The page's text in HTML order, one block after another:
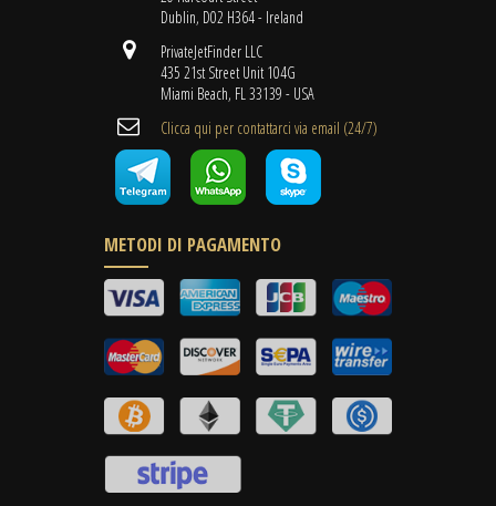
Dublin, D02 H364 - Ireland
PrivateJetFinder LLC
435 21st Street Unit 104G
Miami Beach, FL 33139 - USA
Clicca qui per contattarci via email (24/7)
METODI DI PAGAMENTO